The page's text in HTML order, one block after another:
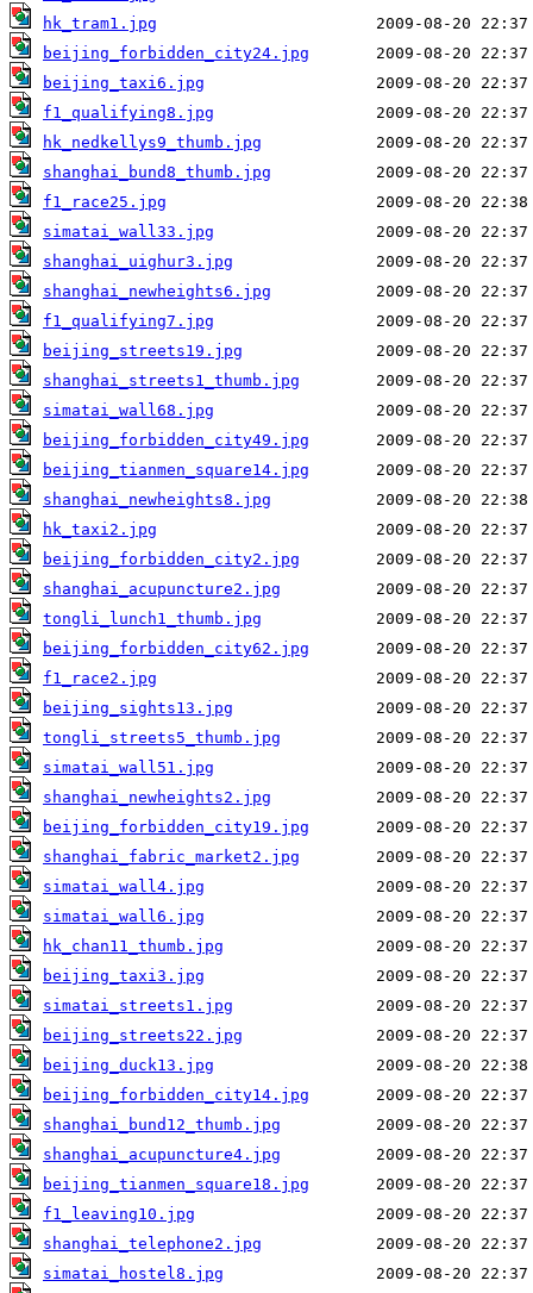
hk_tram1.jpg
beijing_forbidden_city24.jpg
beijing_taxi6.jpg
f1_qualifying8.jpg
hk_nedkellys9_thumb.jpg
shanghai_bund8_thumb.jpg
f1_race25.jpg
simatai_wall33.jpg
shanghai_uighur3.jpg
shanghai_newheights6.jpg
f1_qualifying7.jpg
beijing_streets19.jpg
shanghai_streets1_thumb.jpg
simatai_wall68.jpg
beijing_forbidden_city49.jpg
beijing_tianmen_square14.jpg
shanghai_newheights8.jpg
hk_taxi2.jpg
beijing_forbidden_city2.jpg
shanghai_acupuncture2.jpg
tongli_lunch1_thumb.jpg
beijing_forbidden_city62.jpg
f1_race2.jpg
beijing_sights13.jpg
tongli_streets5_thumb.jpg
simatai_wall51.jpg
shanghai_newheights2.jpg
beijing_forbidden_city19.jpg
shanghai_fabric_market2.jpg
simatai_wall4.jpg
simatai_wall6.jpg
hk_chan11_thumb.jpg
beijing_taxi3.jpg
simatai_streets1.jpg
beijing_streets22.jpg
beijing_duck13.jpg
beijing_forbidden_city14.jpg
shanghai_bund12_thumb.jpg
shanghai_acupuncture4.jpg
beijing_tianmen_square18.jpg
f1_leaving10.jpg
shanghai_telephone2.jpg
simatai_hostel8.jpg